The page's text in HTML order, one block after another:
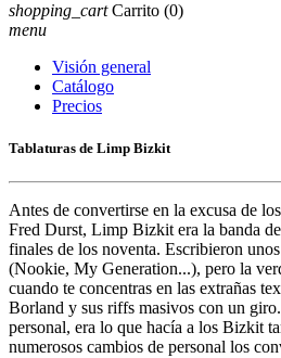
shopping_cart Carrito (0)
menu
Visión general
Catálogo
Precios
Tablaturas de Limp Bizkit
Antes de convertirse en la excusa de
Fred Durst, Limp Bizkit era la banda
finales de los noventa. Escribieron
(Nookie, My Generation...), pero la
cuando te concentras en las extrañas
Borland y sus riffs masivos con un
personal, era lo que hacía a los Bizkit
numerosos cambios de personal los